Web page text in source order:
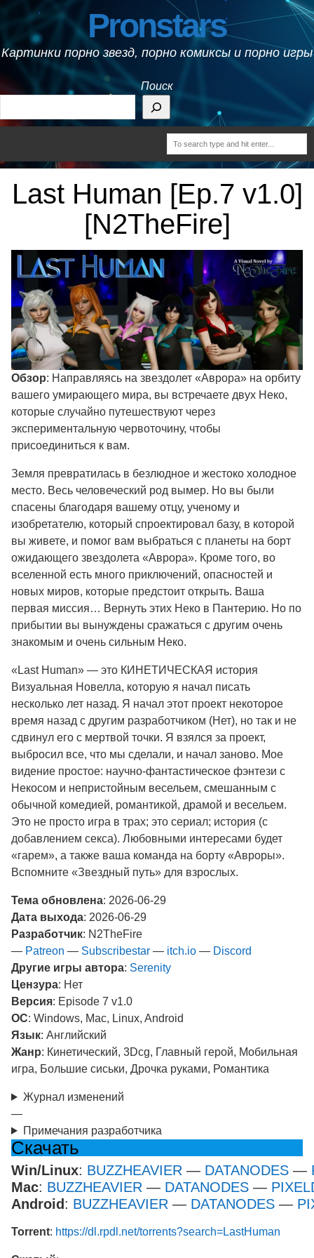
Pronstars
Картинки порно звезд, порно комиксы и порно игры
Поиск
Last Human [Ep.7 v1.0]
[N2TheFire]
Обзор: Направляясь на звездолет «Аврора» на орбиту
вашего умирающего мира, вы встречаете двух Неко,
которые случайно путешествуют через
экспериментальную червоточину, чтобы
присоединиться к вам.
Земля превратилась в безлюдное и жестоко холодное
место. Весь человеческий род вымер. Но вы были
спасены благодаря вашему отцу, ученому и
изобретателю, который спроектировал базу, в которой
вы живете, и помог вам выбраться с планеты на борт
ожидающего звездолета «Аврора». Кроме того, во
вселенной есть много приключений, опасностей и
новых миров, которые предстоит открыть. Ваша
первая миссия… Вернуть этих Неко в Пантерию. Но по
прибытии вы вынуждены сражаться с другим очень
знакомым и очень сильным Неко.
«Last Human» — это КИНЕТИЧЕСКАЯ история
Визуальная Новелла, которую я начал писать
несколько лет назад. Я начал этот проект некоторое
время назад с другим разработчиком (Нет), но так и не
сдвинул его с мертвой точки. Я взялся за проект,
выбросил все, что мы сделали, и начал заново. Мое
видение простое: научно-фантастическое фэнтези с
Некосом и непристойным весельем, смешанным с
обычной комедией, романтикой, драмой и весельем.
Это не просто игра в трах; это сериал; история (с
добавлением секса). Любовными интересами будет
«гарем», а также ваша команда на борту «Авроры».
Вспомните «Звездный путь» для взрослых.
Тема обновлена: 2026-06-29
Дата выхода: 2026-06-29
Разработчик: N2TheFire
— Patreon — Subscribestar — itch.io — Discord
Другие игры автора: Serenity
Цензура: Нет
Версия: Episode 7 v1.0
ОС: Windows, Mac, Linux, Android
Язык: Английский
Жанр: Кинетический, 3Dcg, Главный герой, Мобильная
игра, Большие сиськи, Дрочка руками, Романтика
Журнал изменений
—
Примечания разработчика
Скачать
Win/Linux: BUZZHEAVIER — DATANODES —
Mac: BUZZHEAVIER — DATANODES —
Android : BUZZHEAVIER — DATANODES —
Torrent: https://dl.rpdl.net/torrents?search=LastHuman